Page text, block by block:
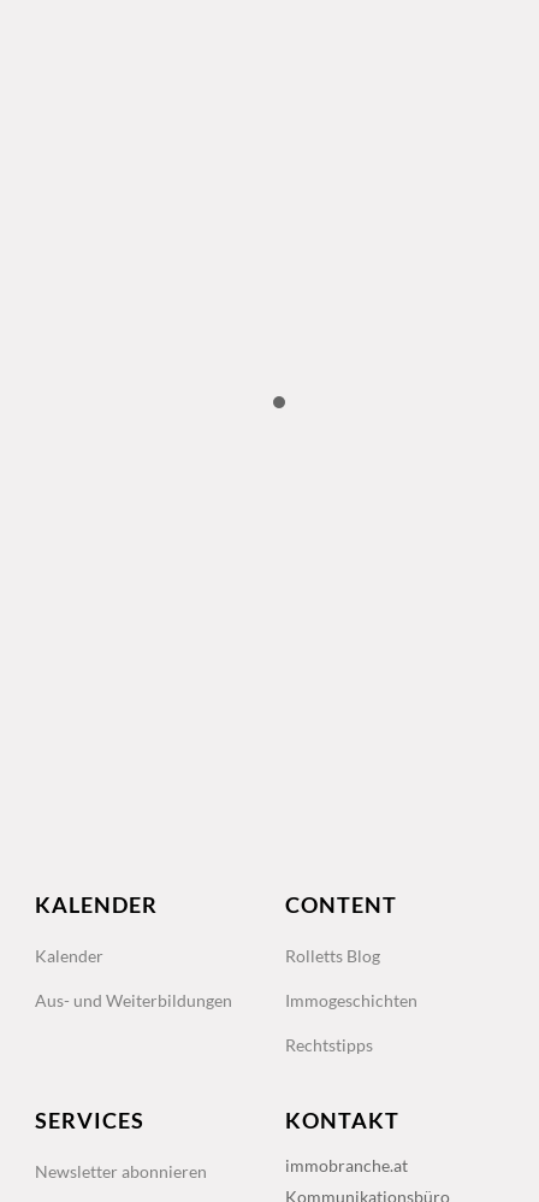
KALENDER
Kalender
Aus- und Weiterbildungen
CONTENT
Rolletts Blog
Immogeschichten
Rechtstipps
SERVICES
Newsletter abonnieren
KONTAKT
immobranche.at
Kommunikationsbüro